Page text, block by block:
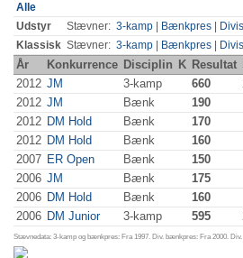
Alle
Udstyr
Stævner: 3-kamp Bænkpres
Klassisk Stævner: 3-kamp Bænkpres
År Konkurrence Disciplin K Resultat
2012 JM 3-kamp 660
2012 JM Bænk 190
2012 DM Hold Bænk 170
2012 DM Hold Bænk 160
2007 ER Open Bænk 150
2006 JM Bænk 175
2006 DM Hold Bænk 160
2006 DM Junior 3-kamp 595
Stævnedata: 3-kamp og bænkpres: Fra 1997. Div. bænkpres: Fra 2000.